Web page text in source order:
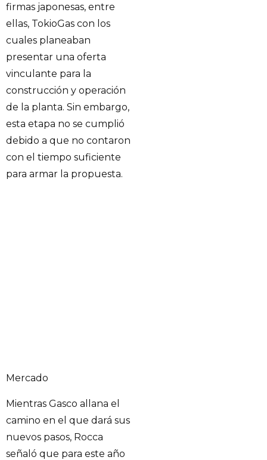
firmas japonesas, entre
ellas, TokioGas con los
cuales planeaban
presentar una oferta
vinculante para la
construcción y operación
de la planta. Sin embargo,
esta etapa no se cumplió
debido a que no contaron
con el tiempo suficiente
para armar la propuesta.
Mercado
Mientras Gasco allana el
camino en el que dará sus
nuevos pasos, Rocca
señaló que para este año